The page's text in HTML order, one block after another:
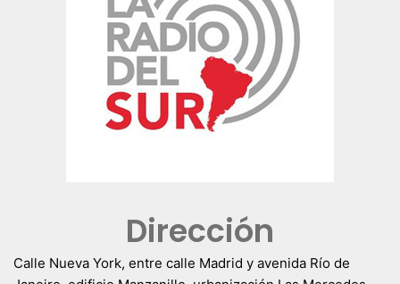
Dirección
Calle Nueva York, entre calle Madrid y avenida Río de